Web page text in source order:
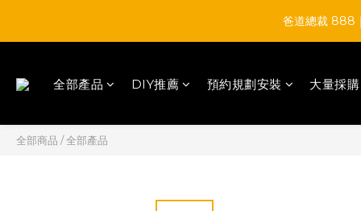
爸道總裁 888
全部產品 DIY推薦 預約規劃安裝 大量採購
全部商品 /全部產品